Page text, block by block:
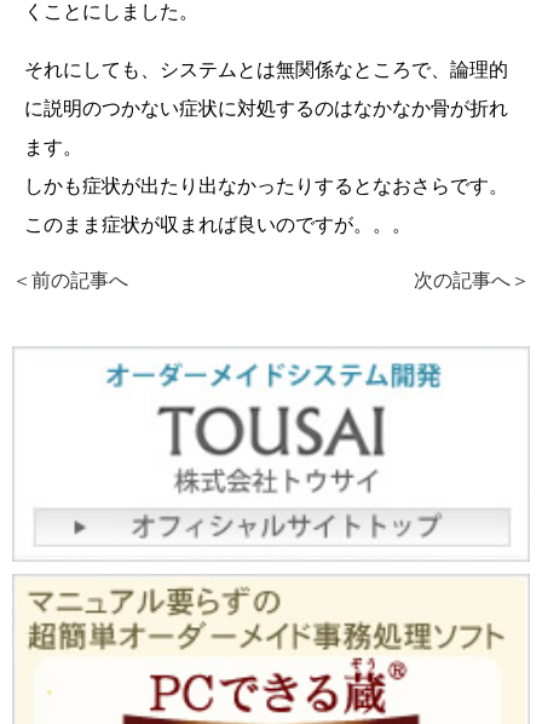
くことにしました。
それにしても、システムとは無関係なところで、論理的
に説明のつかない症状に対処するのはなかなか骨が折れ
ます。
しかも症状が出たり出なかったりするとなおさらです。
このまま症状が収まれば良いのですが。。。
＜前の記事へ 次の記事へ ＞